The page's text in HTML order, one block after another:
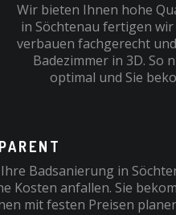
Wir bieten Ihnen hohe
in Söchtenau fertigen
verbauen fachgerecht
Badezimmer in 3D. So
optimal und Sie
Badsanierung in
anfallen. Sie
mit festen Preisen